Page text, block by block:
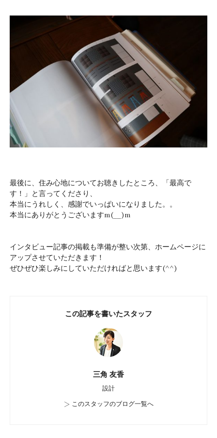
最後に、住み心地についてお聴きしたところ、「最高で
す！」と言ってくださり、
本当にうれしく、感謝でいっぱいになりました。。
本当にありがとうございますm(__)m
インタビュー記事の掲載も準備が整い次第、ホームページに
アップさせていただきます！
ぜひぜひ楽しみにしていただければと思います(^^)
この記事を書いたスタッフ
三角 友香
設計
> このスタッフのブログ一覧へ